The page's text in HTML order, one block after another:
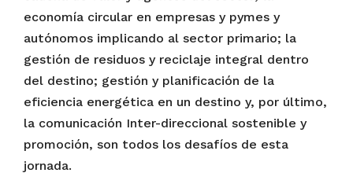
economía circular en empresas y pymes y
autónomos implicando al sector primario; la
gestión de residuos y reciclaje integral dentro
del destino; gestión y planificación de la
eficiencia energética en un destino y, por último,
la comunicación Inter-direccional sostenible y
promoción, son todos los desafíos de esta
jornada.